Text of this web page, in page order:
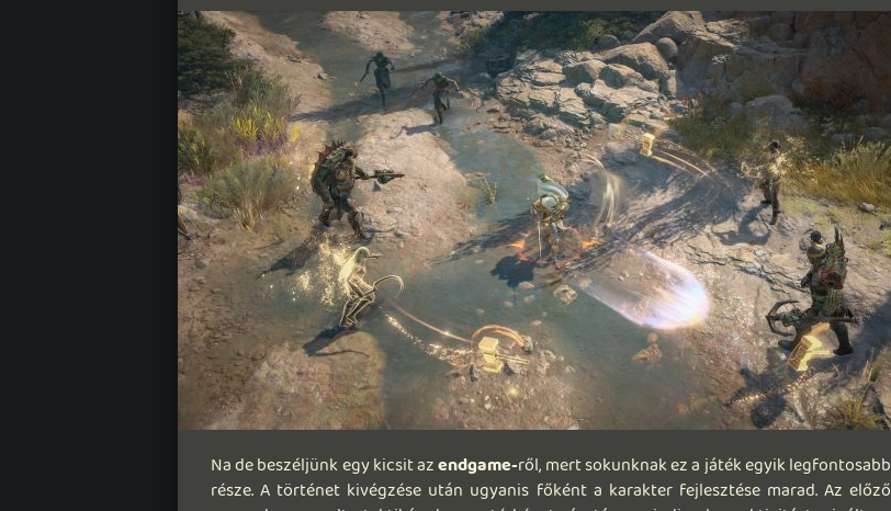
Na de beszéljünk egy kicsit azendgame-ről, mert sokunknak ez a játék egyik legfontosabb
része. A történet kivégzése után ugyanis főként a karakter fejlesztése marad. Az előző